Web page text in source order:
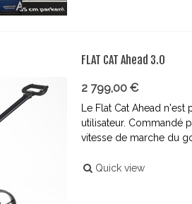
FLAT CAT Ahead 3.0
2 799,00 €
Le Flat Cat Ahead
utilisateur. Commandé
vitesse de marche du
Quick view